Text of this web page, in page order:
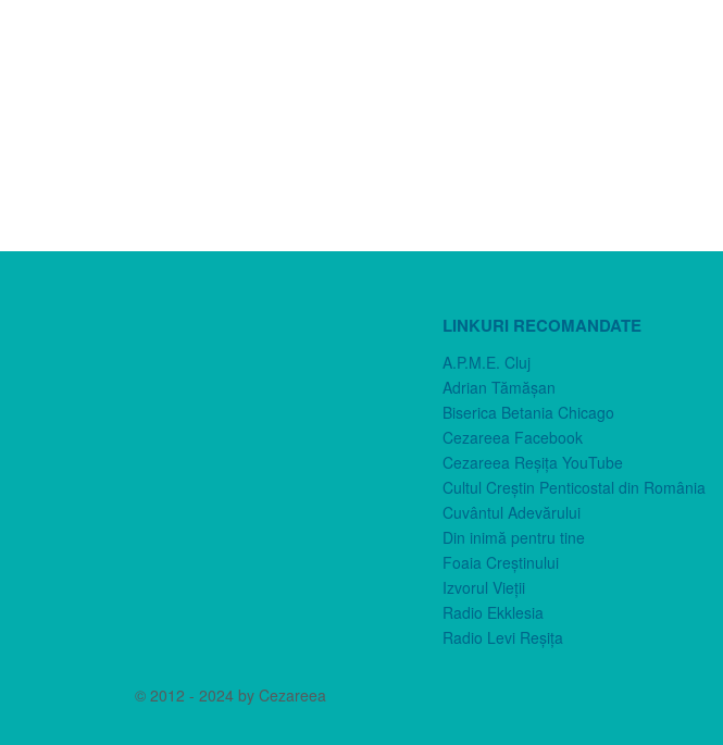
LINKURI RECOMANDATE
A.P.M.E. Cluj
Adrian Tămăşan
Biserica Betania Chicago
Cezareea Facebook
Cezareea Reşiţa YouTube
Cultul Creştin Penticostal din România
Cuvântul Adevărului
Din inimă pentru tine
Foaia Creştinului
Izvorul Vieţii
Radio Ekklesia
Radio Levi Reşiţa
© 2012 - 2024 by Cezareea